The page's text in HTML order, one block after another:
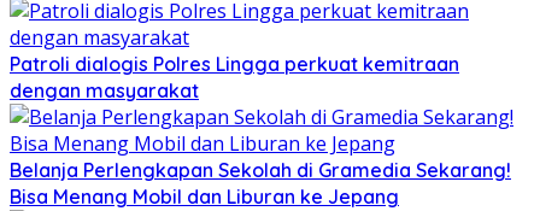
Patroli dialogis Polres Lingga perkuat kemitraan
dengan masyarakat
Belanja Perlengkapan Sekolah di Gramedia Sekarang!
Bisa Menang Mobil dan Liburan ke Jepang